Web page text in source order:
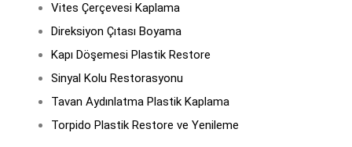
Vites Çerçevesi Kaplama
Direksiyon Çıtası Boyama
Kapı Döşemesi Plastik Restore
Sinyal Kolu Restorasyonu
Tavan Aydınlatma Plastik Kaplama
Torpido Plastik Restore ve Yenileme